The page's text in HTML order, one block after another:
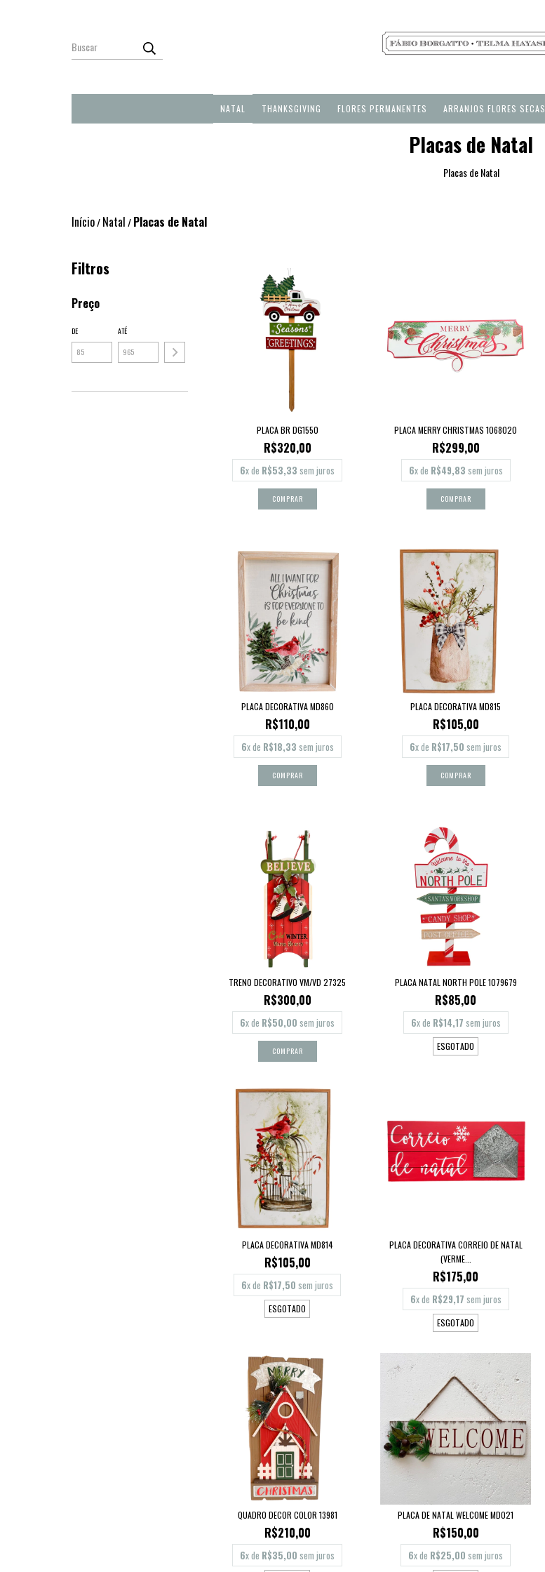
NATAL THANKSGIVING FLORES PERMANENTES ARRANJOS FLORES SECAS
Placas de Natal
Placas de Natal
Início/Natal/Placas de Natal
Filtros
Preço
DE ATÉ
PLACA BR DG1550
R$320,00
6x de R$53,33 sem juros
PLACA MERRY CHRISTMAS 1068020
R$299,00
6x de R$49,83 sem juros
PLACA DECORATIVA MD860
R$110,00
6x de R$18,33 sem juros
PLACA DECORATIVA MD815
R$105,00
6x de R$17,50 sem juros
TRENO DECORATIVO VM/VD 27325
R$300,00
6x de R$50,00 sem juros
PLACA NATAL NORTH POLE 1079679
R$85,00
6x de R$14,17 sem juros
ESGOTADO
PLACA DECORATIVA MD814
R$105,00
6x de R$17,50 sem juros
ESGOTADO
PLACA DECORATIVA CORREIO DE NATAL
(VERME...
R$175,00
6x de R$29,17 sem juros
ESGOTADO
QUADRO DECOR COLOR 13981
R$210,00
6x de R$35,00 sem juros
PLACA DE NATAL WELCOME MD021
R$150,00
6x de R$25,00 sem juros